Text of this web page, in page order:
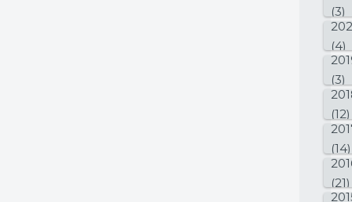
(3)
(4)
(3)
(12)
(14)
(21)